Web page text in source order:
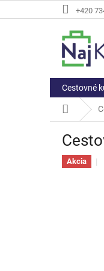
na
+420
Cestovné
Domov
Akcia